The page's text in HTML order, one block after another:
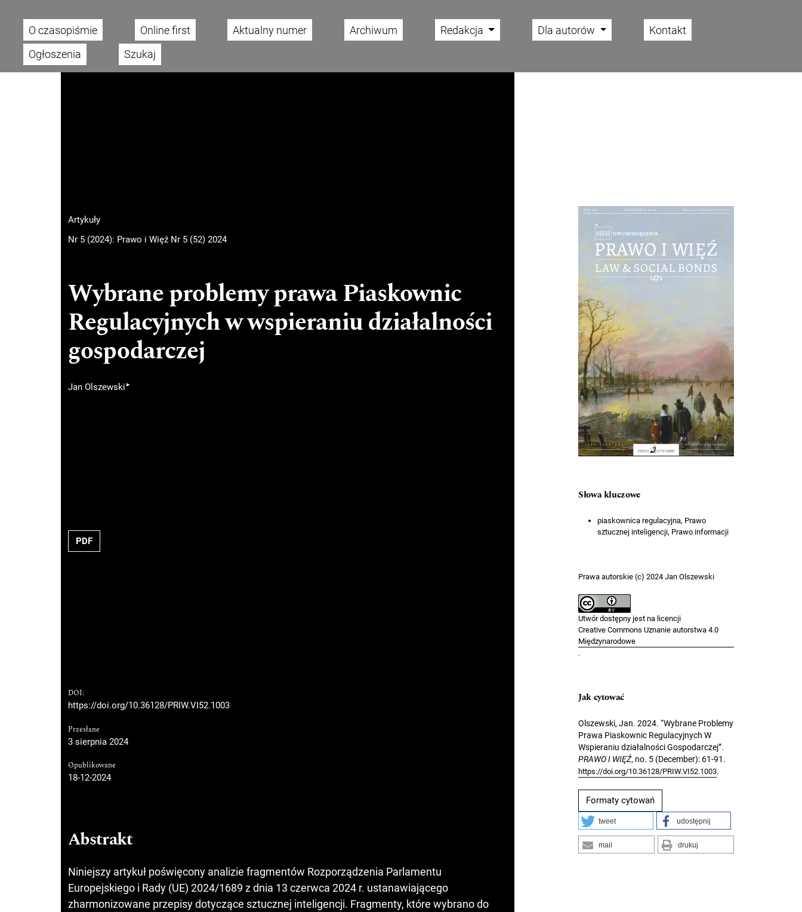
Main menu
O czasopiśmie Online first Aktualny numer Archiwum Redakcja Dla autorów
Kontakt
Ogłoszenia
Szukaj
Artykuły
Nr 5 (2024): Prawo i Więź Nr 5 (52) 2024
Wybrane problemy prawa Piaskownic
Regulacyjnych w wspieraniu działalności
gospodarczej
Jan Olszewski ▸
PDF
DOI:
https://doi.org/10.36128/PRIW.VI52.1003
Przesłane
3 sierpnia 2024
Opublikowane
18-12-2024
Abstrakt
Niniejszy artykuł poświęcony analizie fragmentów Rozporządzenia Parlamentu
Europejskiego i Rady (UE) 2024/1689 z dnia 13 czerwca 2024 r. ustanawiającego
zharmonizowane przepisy dotyczące sztucznej inteligencji. Fragmenty, które wybrano do
Cover image
Słowa kluczowe
piaskownica regulacyjna, Prawo
sztucznej inteligencji, Prawo informacji
Prawa autorskie (c) 2024 Jan Olszewski
Utwór dostępny jest na licencji
Creative Commons Uznanie autorstwa 4.0
Międzynarodowe
.
Jak cytować
Olszewski, Jan. 2024. “Wybrane Problemy
Prawa Piaskownic Regulacyjnych W
Wspieraniu działalności Gospodarczej”.
PRAWO I WIĘŹ, no. 5 (December): 61-91.
https://doi.org/10.36128/PRIW.VI52.1003.
Formaty cytowań
tweet udostępnij
mail drukuj